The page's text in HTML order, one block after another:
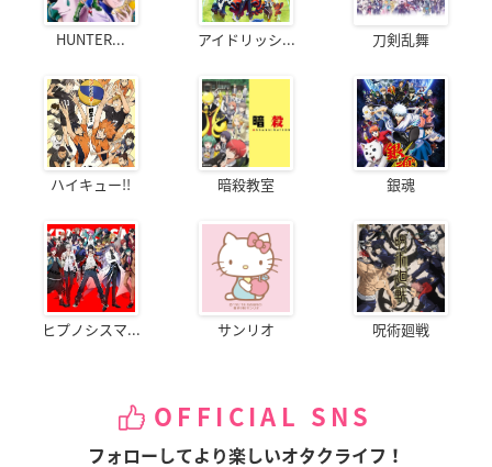
HUNTER... アイドリッシ... 刀剣乱舞
ハイキュー!! 暗殺教室 銀魂
ヒプノシスマ... サンリオ 呪術廻戦
OFFICIAL SNS
フォローしてより楽しいオタクライフ！